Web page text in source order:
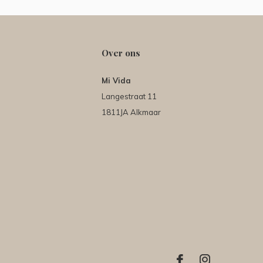
Over ons
Mi Vida
Langestraat 11
1811JA Alkmaar